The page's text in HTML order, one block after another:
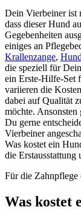
Dein Vierbeiner ist
dass dieser Hund
Gegebenheiten
einiges an
Krallenzange,
die speziell für
ein Erste-Hilfe-Set
variieren die
dabei auf Qualität
möchte. Ansonsten
Du gerne
Vierbeiner
Was kostet ein
die Erstausstattung
Für die Zahnpflege
Was kostet